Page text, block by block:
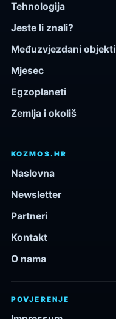
Tehnologija
Jeste li znali?
Međuzvjezdani objekti
Mjesec
Egzoplaneti
Zemlja i okoliš
KOZMOS.HR
Naslovna
Newsletter
Partneri
Kontakt
O nama
POVJERENJE